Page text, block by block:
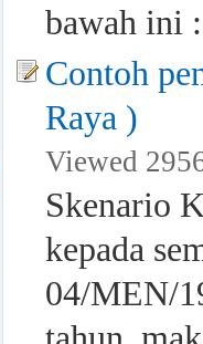
bawah ini
Contoh
Raya )
Viewed
Skenario
kepada
04/MEN/